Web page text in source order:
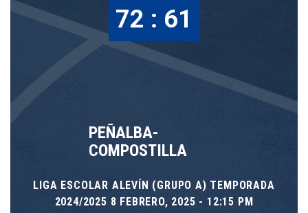
72 : 61
PEÑALBA-
COMPOSTILLA
LIGA ESCOLAR ALEVÍN (GRUPO A) TEMPORADA
2024/2025 8 FEBRERO, 2025 - 12:15 PM